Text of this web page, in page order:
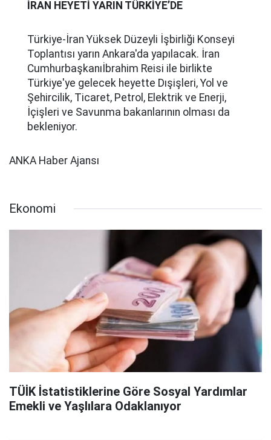
İRAN HEYETİ YARIN TÜRKİYE’DE
Türkiye-İran Yüksek Düzeyli İşbirliği Konseyi
Toplantısı yarın Ankara'da yapılacak. İran
Cumhurbaşkanıİbrahim Reisi ile birlikte
Türkiye'ye gelecek heyette Dışişleri, Yol ve
Şehircilik, Ticaret, Petrol, Elektrik ve Enerji,
İçişleri ve Savunma bakanlarının olması da
bekleniyor.
ANKA Haber Ajansı
Ekonomi
TÜİK İstatistiklerine Göre Sosyal Yardımlar
Emekli ve Yaşlılara Odaklanıyor